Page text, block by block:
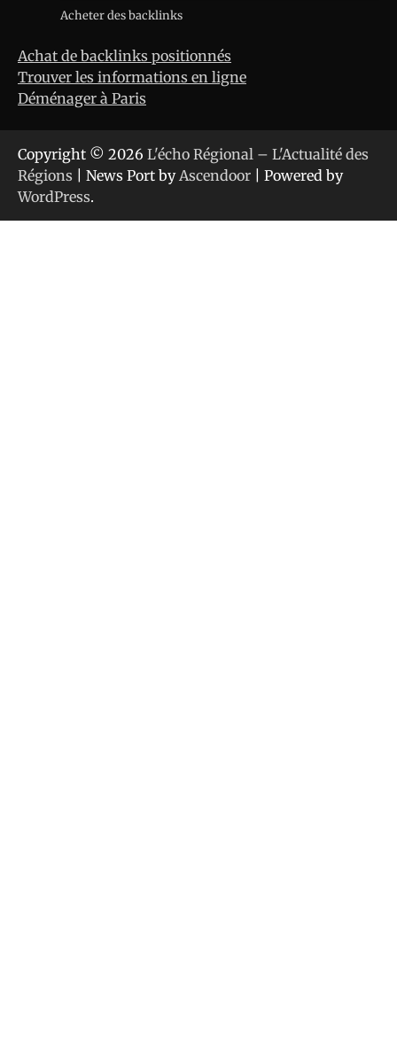
Acheter des backlinks
Achat de backlinks positionnés
Trouver les informations en ligne
Déménager à Paris
Copyright © 2026 L'écho Régional – L'Actualité des
Régions | News Port byAscendoor | Powered by
WordPress.